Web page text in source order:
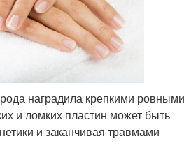
наградила крепкими ровными
и ломких пластин может быть
и заканчивая травмами